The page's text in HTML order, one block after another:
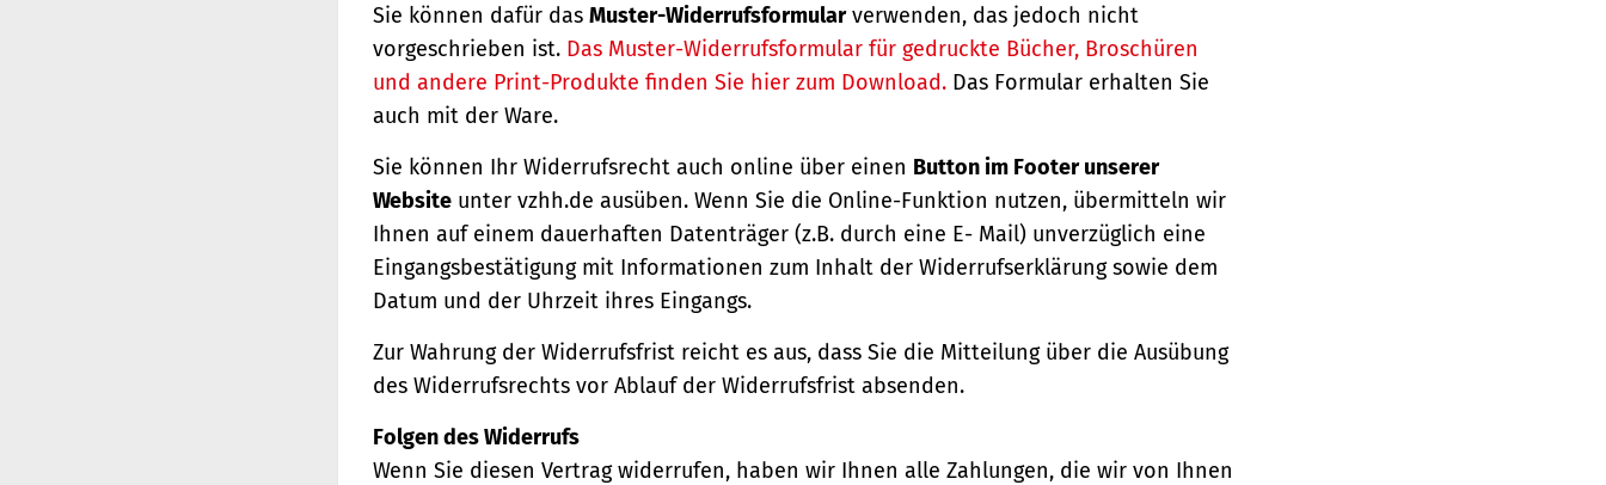
Sie können dafür das Muster-Widerrufsformularverwenden, das jedoch nicht
vorgeschrieben ist. Das Muster-Widerrufsformular für gedruckte Bücher, Broschüren
und andere Print-Produkte finden Sie hier zum Download. Das Formular erhalten Sie
auch mit der Ware.
Sie können Ihr Widerrufsrecht auch online über einen Button im Footer unserer
Website unter vzhh.de ausüben. Wenn Sie die Online-Funktion nutzen, übermitteln wir
Ihnen auf einem dauerhaften Datenträger (z.B. durch eine E- Mail) unverzüglich eine
Eingangsbestätigung mit Informationen zum Inhalt der Widerrufserklärung sowie dem
Datum und der Uhrzeit ihres Eingangs.
Zur Wahrung der Widerrufsfrist reicht es aus, dass Sie die Mitteilung über die Ausübung
des Widerrufsrechts vor Ablauf der Widerrufsfrist absenden.
Folgen des Widerrufs
Wenn Sie diesen Vertrag widerrufen, haben wir Ihnen alle Zahlungen, die wir von Ihnen